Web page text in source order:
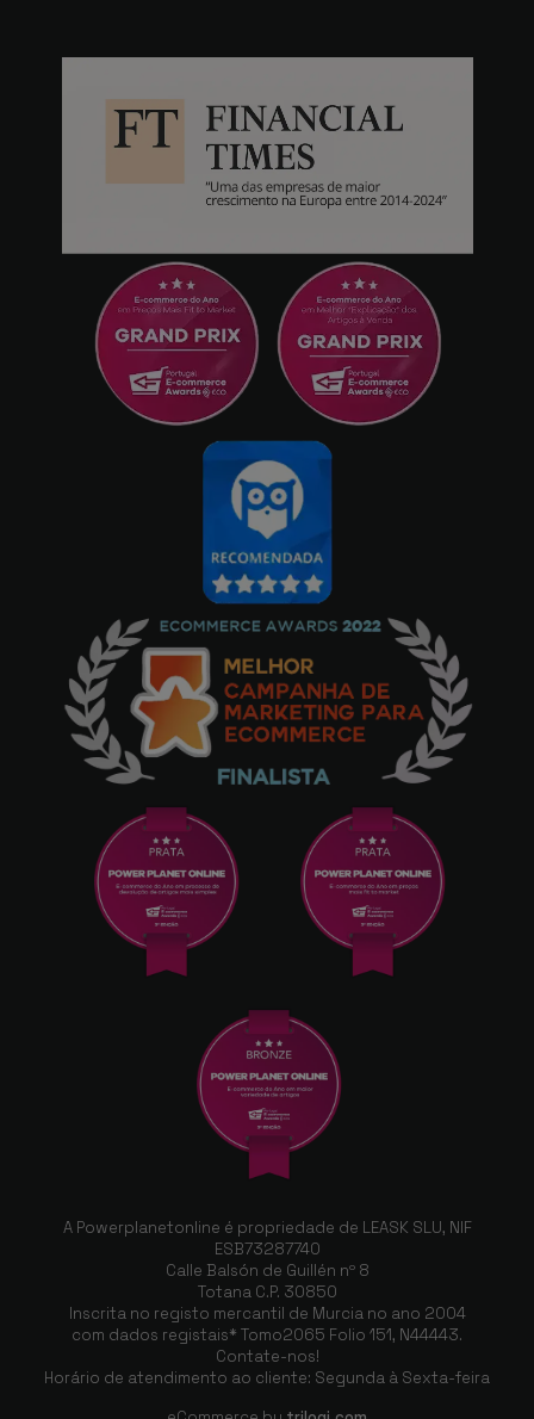
A Powerplanetonline é propriedade de LEASK SLU, NIF
ESB73287740
Calle Balsón de Guillén nº 8
Totana C.P. 30850
Inscrita no registo mercantil de Murcia no ano 2004
com dados registais* Tomo2065 Folio 151, N44443.
Contate-nos!
Horário de atendimento ao cliente: Segunda à Sexta-feira